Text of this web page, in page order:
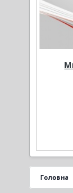
Головна